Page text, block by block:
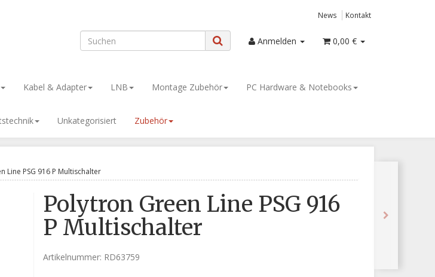
News Kontakt
Anmelden 0,00 €
Kabel & Adapter LNB Montage Zubehör PC Hardware & Notebooks
Unkategorisiert Zubehör
Line PSG 916 P Multischalter
Polytron Green Line PSG 916
P Multischalter
Artikelnummer: RD63759